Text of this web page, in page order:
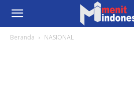
Beranda NASIONAL